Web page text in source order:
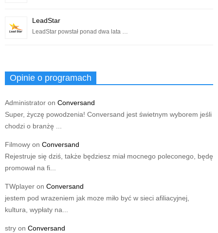
LeadStar
LeadStar powstał ponad dwa lata …
Opinie o programach
Administrator on Conversand
Super, życzę powodzenia! Conversand jest świetnym wyborem jeśli
chodzi o branżę ...
Filmowy on Conversand
Rejestruje się dziś, także będziesz miał mocnego poleconego, będę
promował na fi...
TWplayer on Conversand
jestem pod wrazeniem jak moze miło być w sieci afiliacyjnej,
kultura, wypłaty na...
stry on Conversand